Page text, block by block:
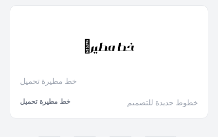
خط مطيرة تحميل
خط مطيرة تحميل خطوط جديدة للتصميم